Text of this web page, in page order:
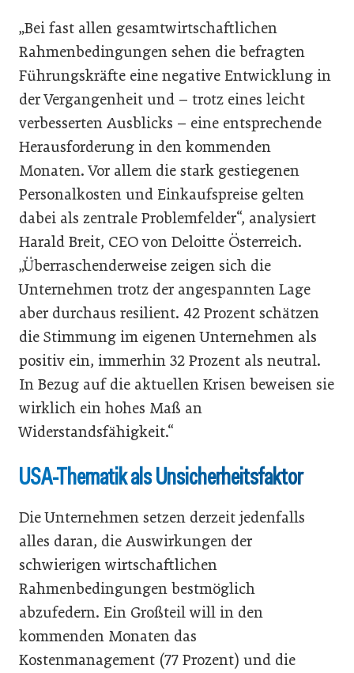
„Bei fast allen gesamtwirtschaftlichen
Rahmenbedingungen sehen die befragten
Führungskräfte eine negative Entwicklung in
der Vergangenheit und – trotz eines leicht
verbesserten Ausblicks – eine entsprechende
Herausforderung in den kommenden
Monaten. Vor allem die stark gestiegenen
Personalkosten und Einkaufspreise gelten
dabei als zentrale Problemfelder“, analysiert
Harald Breit, CEO von Deloitte Österreich.
„Überraschenderweise zeigen sich die
Unternehmen trotz der angespannten Lage
aber durchaus resilient. 42 Prozent schätzen
die Stimmung im eigenen Unternehmen als
positiv ein, immerhin 32 Prozent als neutral.
In Bezug auf die aktuellen Krisen beweisen sie
wirklich ein hohes Maß an
Widerstandsfähigkeit.“
USA-Thematik als Unsicherheitsfaktor
Die Unternehmen setzen derzeit jedenfalls
alles daran, die Auswirkungen der
schwierigen wirtschaftlichen
Rahmenbedingungen bestmöglich
abzufedern. Ein Großteil will in den
kommenden Monaten das
Kostenmanagement (77 Prozent) und die